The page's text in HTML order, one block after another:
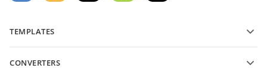
TEMPLATES
CONVERTERS